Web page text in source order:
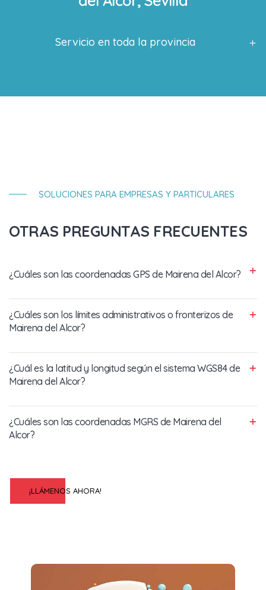
Servicio en toda la provincia
SOLUCIONES PARA EMPRESAS Y PARTICULARES
OTRAS PREGUNTAS FRECUENTES
¿Cuáles son las coordenadas GPS de Mairena del Alcor?
¿Cuáles son los límites administrativos o fronterizos de
Mairena del Alcor?
¿Cuál es la latitud y longitud según el sistema WGS84 de
Mairena del Alcor?
¿Cuáles son las coordenadas MGRS de Mairena del
Alcor?
¡LLÁMENOS AHORA!